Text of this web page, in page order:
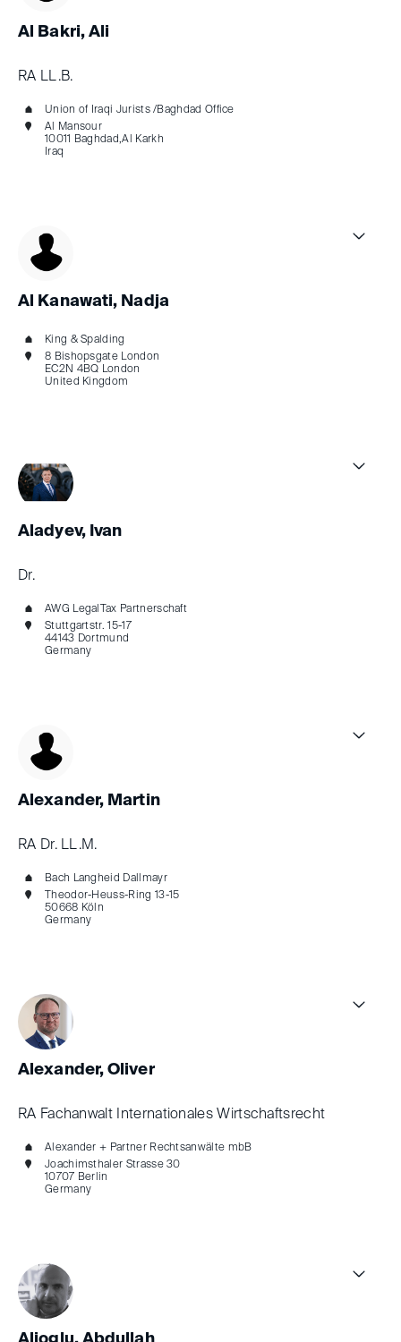
Al Bakri, Ali
RA LL.B.
Union of Iraqi Jurists /Baghdad Office
Al Mansour
10011 Baghdad,Al Karkh
Iraq
Al Kanawati, Nadja
King & Spalding
8 Bishopsgate London
EC2N 4BQ London
United Kingdom
Aladyev, Ivan
Dr.
AWG LegalTax Partnerschaft
Stuttgartstr. 15-17
44143 Dortmund
Germany
Alexander, Martin
RA Dr. LL.M.
Bach Langheid Dallmayr
Theodor-Heuss-Ring 13-15
50668 Köln
Germany
Alexander, Oliver
RA Fachanwalt Internationales Wirtschaftsrecht
Alexander + Partner Rechtsanwälte mbB
Joachimsthaler Strasse 30
10707 Berlin
Germany